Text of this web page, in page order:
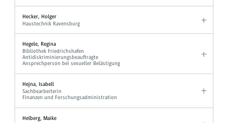
Hecker, Holger
Haustechnik Ravensburg
Hegele, Regina
Bibliothek Friedrichshafen
Antidiskriminierungsbeauftragte
Ansprechperson bei sexueller Belästigung
Hejna, Isabell
Sachbearbeiterin
Finanzen und Forschungsadministration
Helberg, Maike